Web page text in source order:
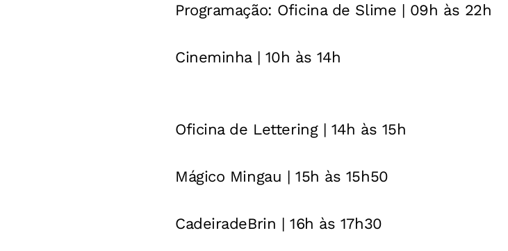
Programação: Oficina de Slime | 09h às 22h
Cineminha | 10h às 14h
Oficina de Lettering | 14h às 15h
Mágico Mingau | 15h às 15h50
CadeiradeBrin | 16h às 17h30